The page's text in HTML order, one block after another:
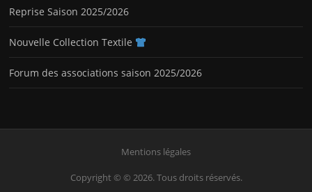
Reprise Saison 2025/2026
Nouvelle Collection Textile
Forum des associations saison 2025/2026
Mentions légales
Copyright © © 2026. Tous droits réservés.